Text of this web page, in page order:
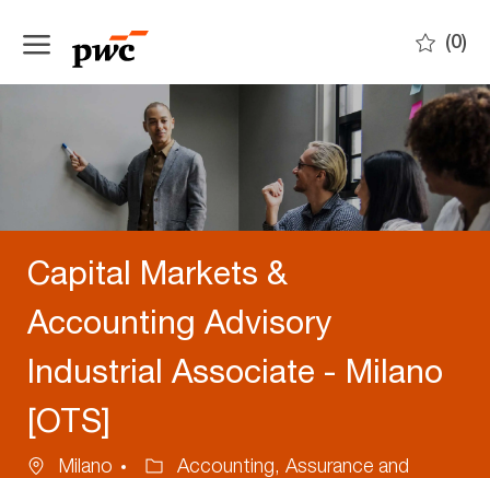
(0)
Capital Markets &
Accounting Advisory
Industrial Associate - Milano
[OTS]
Ubicazione
Milano Categoria
Accounting, Assurance and